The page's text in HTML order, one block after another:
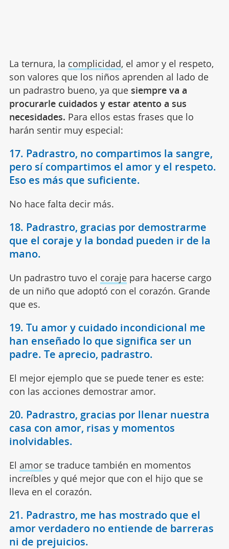
La ternura, la complicidad, el amor y el respeto,
son valores que los niños aprenden al lado de
un padrastro bueno, ya quesiempre va a
procurarle cuidados y estar atento a sus
necesidades. Para ellos estas frases que lo
harán sentir muy especial:
17. Padrastro, no compartimos la sangre,
pero sí compartimos el amor y el respeto.
Eso es más que suficiente.
No hace falta decir más.
18. Padrastro, gracias por demostrarme
que el coraje y la bondad pueden ir de la
mano.
Un padrastro tuvo el corajepara hacerse cargo
de un niño que adoptó con el corazón. Grande
que es.
19. Tu amor y cuidado incondicional me
han enseñado lo que significa ser un
padre. Te aprecio, padrastro.
El mejor ejemplo que se puede tener es este:
con las acciones demostrar amor.
20. Padrastro, gracias por llenar nuestra
casa con amor, risas y momentos
inolvidables.
El amorse traduce también en momentos
increíbles y qué mejor que con el hijo que se
lleva en el corazón.
21. Padrastro, me has mostrado que el
amor verdadero no entiende de barreras
ni de prejuicios.